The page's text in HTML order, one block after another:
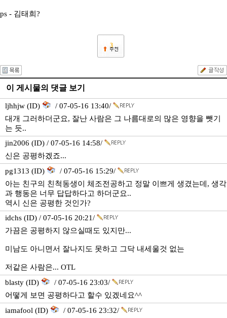
ps - 김태희?
3
이 게시물의 댓글 보기
ljhhjw (ID)
/ 07-05-16 13:40/
대개 그러하더군요, 잘난 사람은 그 나름대로의 많은 영향을 뺏기
는 듯..
jin2006 (ID) / 07-05-16 14:58/
신은 공평하겠죠...
pg1313 (ID)
/ 07-05-16 15:29/
아는 친구의 친척동생이 체조전공하고 정말 이쁘게 생겼는데, 생각
과 행동은 너무 답답하다고 하더군요..
역시 신은 공평한 것인가?
idchs (ID) / 07-05-16 20:21/
가끔은 공평하지 않으실때도 있지만...
미남도 아니면서 잘나지도 못하고 그닥 내세울것 없는
저같은 사람은... OTL
blasty (ID)
/ 07-05-16 23:03/
어떻게 보면 공평하다고 할수 있겠네요^^
iamafool (ID)
/ 07-05-16 23:32/